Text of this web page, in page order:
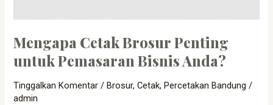
Mengapa Cetak Brosur Penting
untuk Pemasaran Bisnis Anda?
Tinggalkan Komentar / Brosur,Cetak, Percetakan Bandung /
admin